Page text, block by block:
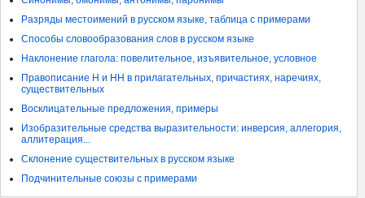
Разряды местоимений в русском языке, таблица с примерами
Способы словообразования слов в русском языке
Наклонение глагола: повелительное, изъявительное, условное
Правописание Н и НН в прилагательных, причастиях, наречиях,
существительных
Восклицательные предложения, примеры
Изобразительные средства выразительности: инверсия, аллегория,
аллитерация...
Склонение существительных в русском языке
Подчинительные союзы с примерами